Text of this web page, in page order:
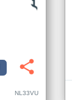
NL33VU